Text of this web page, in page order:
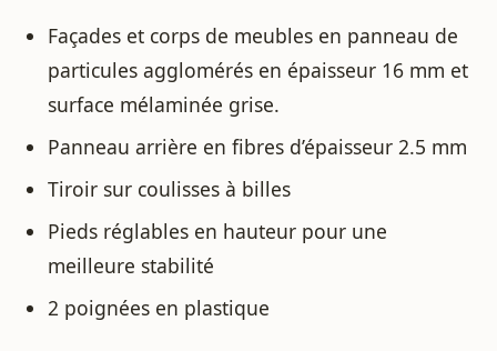
Façades et corps de meubles en panneau de
particules agglomérés en épaisseur 16 mm et
surface mélaminée grise.
Panneau arrière en fibres d’épaisseur 2.5 mm
Tiroir sur coulisses à billes
Pieds réglables en hauteur pour une
meilleure stabilité
2 poignées en plastique